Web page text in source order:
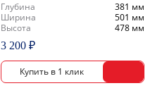
Глубина
381 мм
Ширина
501 мм
Высота
478 мм
3 200 ₽